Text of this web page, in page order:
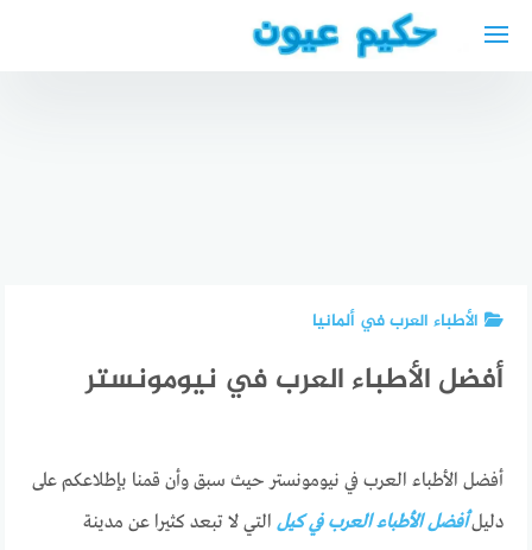
الأطباء العرب في ألمانيا
أفضل الأطباء العرب في نيومونستر
أفضل الأطباء العرب في نيومونستر حيث سبق وأن قمنا بإطلاعكم على
دليلأفضل الأطباء العرب في كيل التي لا تبعد كثيرا عن مدينة